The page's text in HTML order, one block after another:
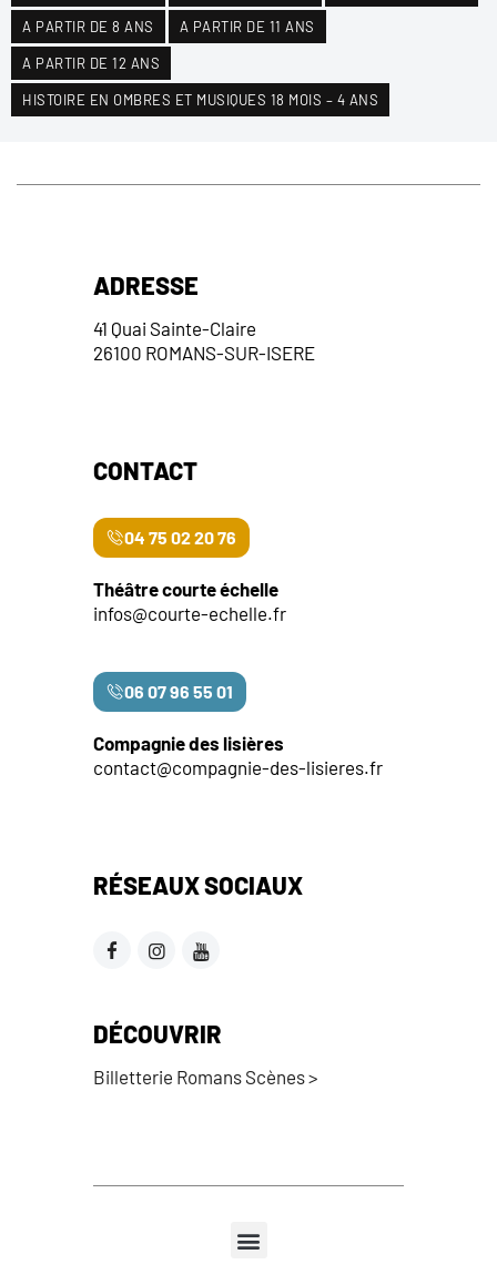
A PARTIR DE 8 ANS A PARTIR DE 11 ANS
A PARTIR DE 12 ANS
HISTOIRE EN OMBRES ET MUSIQUES 18 MOIS – 4 ANS
ADRESSE
41 Quai Sainte-Claire
26100 ROMANS-SUR-ISERE
CONTACT
04 75 02 20 76
Théâtre courte échelle
infos@courte-echelle.fr
06 07 96 55 01
Compagnie des lisières
contact@compagnie-des-lisieres.fr
RÉSEAUX SOCIAUX
DÉCOUVRIR
Billetterie Romans Scènes >